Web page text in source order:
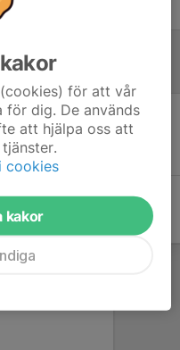
för att vår
för dig. De används
att hjälpa oss att
cookies
kakor